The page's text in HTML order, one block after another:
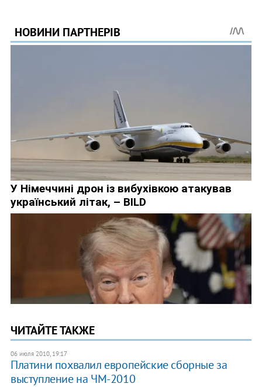
ЧИТАЙТЕ ТАКЖЕ
06 июля 2010, 19:17
Платини похвалил европейские сборные за
выступление на ЧМ-2010